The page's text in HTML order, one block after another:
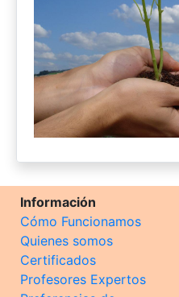
Información
Cómo Funcionamos
Quienes somos
Certificados
Profesores Expertos